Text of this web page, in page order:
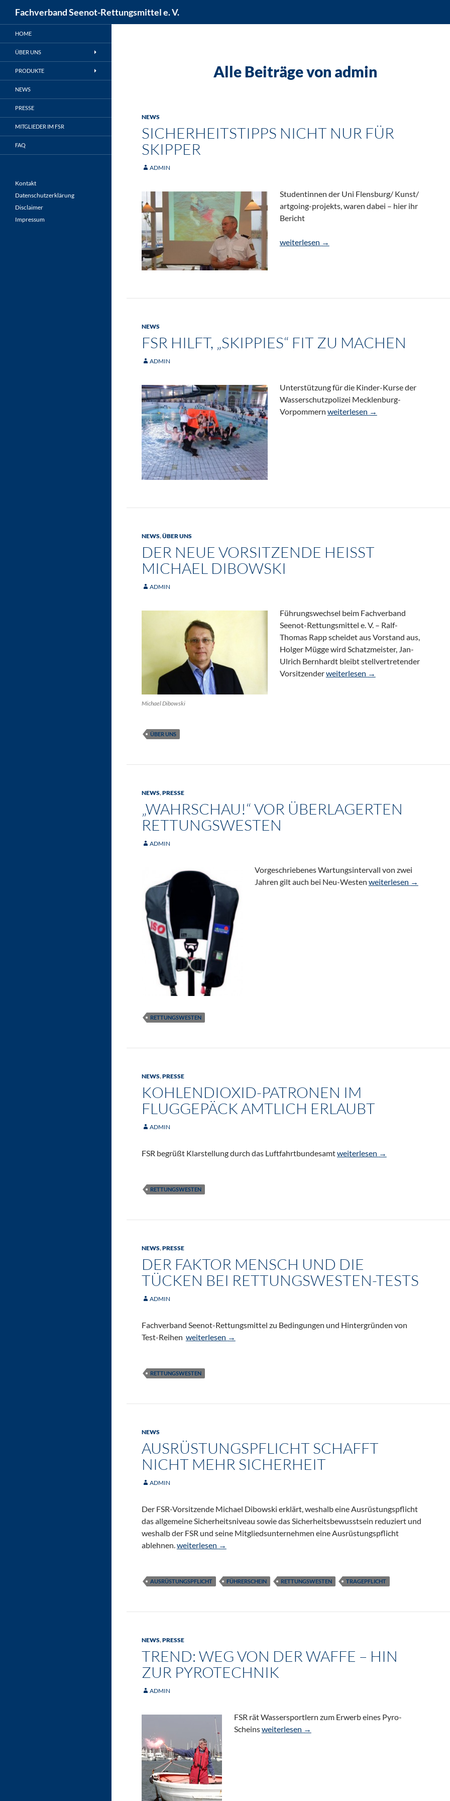
Inhalt
springen
Fachverband Seenot-Rettungsmittel e. V.
Alle Beiträge von admin
NEWS
SICHERHEITSTIPPS NICHT NUR FÜR
SKIPPER
ADMIN
Studentinnen der Uni Flensburg/ Kunst/
artgoing-projekts, waren dabei – hier ihr
Bericht
Sicherheitstipps nicht nur für Skipper
weiterlesen →
NEWS
FSR HILFT, „SKIPPIES“ FIT ZU MACHEN
ADMIN
Unterstützung für die Kinder-Kurse der
Wasserschutzpolizei Mecklenburg-
Vorpommern FSR hilft, „Skippies“ fit zu machen
weiterlesen →
NEWS,ÜBER UNS
DER NEUE VORSITZENDE HEISST M
ICHAEL DIBOWSKI
ADMIN
Michael Dibowski
Führungswechsel beim Fachverband
Seenot-Rettungsmittel e. V. – Ralf-
Thomas Rapp scheidet aus Vorstand aus,
Holger Mügge wird Schatzmeister, Jan-
Ulrich Bernhardt bleibt stellvertretender
VorsitzenderDer neue Vorsitzende heißt Michael
weiterlesen →
ÜBER UNS
NEWS,PRESSE
„WAHRSCHAU!“ VOR ÜBERLAGERTEN
RETTUNGSWESTEN
ADMIN
Vorgeschriebenes Wartungsintervall von zwei
Jahren gilt auch bei Neu-Westen „Wahrschau!“ vor
weiterlesen →
RETTUNGSWESTEN
NEWS,PRESSE
KOHLENDIOXID-PATRONEN IM
FLUGGEPÄCK AMTLICH ERLAUBT
ADMIN
FSR begrüßt Klarstellung durch das LuftfahrtbundesamtKohlendioxid-Patronen im
weiterlesen →
RETTUNGSWESTEN
NEWS,PRESSE
DER FAKTOR MENSCH UND DIE
TÜCKEN BEI RETTUNGSWESTEN-TESTS
ADMIN
Fachverband Seenot-Rettungsmittel zu Bedingungen und Hintergründen von
Test-Reihen Der Faktor Mensch und die Tücken bei Rettungswesten-Tests
weiterlesen →
RETTUNGSWESTEN
NEWS
AUSRÜSTUNGSPFLICHT SCHAFFT
NICHT MEHR SICHERHEIT
ADMIN
Der FSR-Vorsitzende Michael Dibowski erklärt, weshalb eine Ausrüstungspflicht
das allgemeine Sicherheitsniveau sowie das Sicherheitsbewusstsein reduziert und
weshalb der FSR und seine Mitgliedsunternehmen eine Ausrüstungspflicht
ablehnen.Ausrüstungspflicht schafft nicht mehr Sicherheit
weiterlesen →
AUSRÜSTUNGSPFLICHT FÜHRERSCHEIN RETTUNGSWESTEN TRAGEPFLICHT
NEWS,PRESSE
TREND: WEG VON DER WAFFE – HIN
ZUR PYROTECHNIK
ADMIN
FSR rät Wassersportlern zum Erwerb eines Pyro-
ScheinsTrend: Weg von der Waffe – hin zur Pyrotechnik
weiterlesen →
HOME
ÜBER UNS
PRODUKTE
NEWS
PRESSE
MITGLIEDER IM FSR
FAQ
Kontakt
Datenschutzerklärung
Disclaimer
Impressum